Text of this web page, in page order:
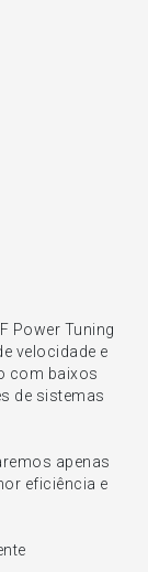
Power Tuning
velocidade e
com baixos
de sistemas
apenas
eficiência e